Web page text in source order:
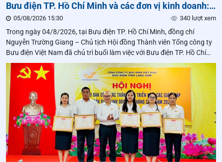
Bưu điện TP. Hồ Chí Minh và các đơn vị kinh doanh:
Quyết liệt tháo gỡ điểm nghẽn, tạo bứt phá trong 5
tháng cuối năm
05/08/2026 15:30 340 lượt xem
Trong ngày 04/8/2026, tại Bưu điện TP. Hồ Chí Minh, đồng chí
Nguyễn Trường Giang – Chủ tịch Hội đồng Thành viên Tổng công ty
Bưu điện Việt Nam đã chủ trì buổi làm việc với Bưu điện TP. Hồ Chí
Minh và các Bưu điện Trung tâm trên địa bàn nhằm đánh giá tình
hình